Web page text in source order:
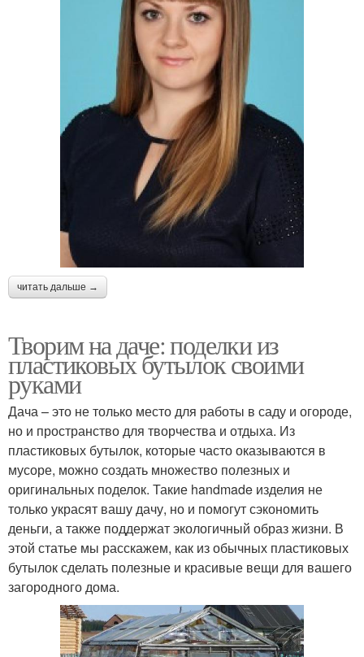
читать дальше →
Творим на даче: поделки из
пластиковых бутылок своими
руками
Дача – это не только место для работы в саду и огороде,
но и пространство для творчества и отдыха. Из
пластиковых бутылок, которые часто оказываются в
мусоре, можно создать множество полезных и
оригинальных поделок. Такие handmade изделия не
только украсят вашу дачу, но и помогут сэкономить
деньги, а также поддержат экологичный образ жизни. В
этой статье мы расскажем, как из обычных пластиковых
бутылок сделать полезные и красивые вещи для вашего
загородного дома.